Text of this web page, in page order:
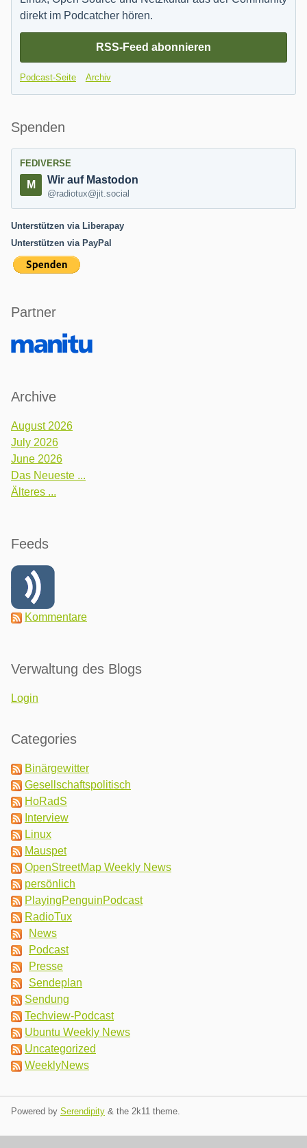
direkt im Podcatcher hören.
RSS-Feed abonnieren
Podcast-Seite Archiv
Spenden
FEDIVERSE
Wir auf Mastodon
@radiotux@jit.social
Unterstützen via Liberapay
Unterstützen via PayPal
Partner
Archive
August 2026
July 2026
June 2026
Das Neueste ...
Älteres ...
Feeds
Kommentare
Verwaltung des Blogs
Login
Categories
Binärgewitter
Gesellschaftspolitisch
HoRadS
Interview
Linux
Mauspet
OpenStreetMap Weekly News
persönlich
PlayingPenguinPodcast
RadioTux
News
Podcast
Presse
Sendeplan
Sendung
Techview-Podcast
Ubuntu Weekly News
Uncategorized
WeeklyNews
Powered by Serendipity & the 2k11 theme.